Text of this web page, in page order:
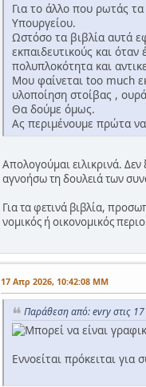
Για το άλλο που ρωτάς
Υπουργείου.
Ωστόσο τα βιβλία αυτά
εκπαιδευτικούς και
πολυπλοκότητα και
Μου φαίνεται too much
υλοποίηση στοίβας ,
Θα δούμε όμως.
Ας περιμένουμε πρώτα
Απολογούμαι ειλικρινά.
αγνοήσω τη δουλειά των
Για τα φετινά βιβλία,
νομικός ή οικονομικός
17 Απρ 2026, 10:42:08 ΜΜ
Παράθεση από: evry στις
Εννοείται πρόκειται για